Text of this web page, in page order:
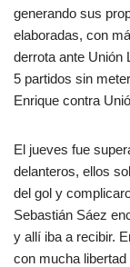
generando sus
elaboradas, con
derrota ante Unión
5 partidos sin
Enrique contra
El jueves fue
delanteros, ellos
del gol y
Sebastián Sáez
y allí iba a recibir.
con mucha